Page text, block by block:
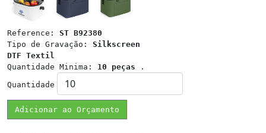
Reference: ST B92380
Tipo de Gravação: Silkscreen
DTF Textil
Quantidade Minima: 10 peças .
Quantidade
Adicionar ao Orçamento